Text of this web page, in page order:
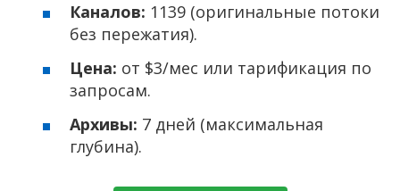
Каналов: 1139 (оригинальные потоки
без пережатия).
Цена: от $3/мес или тарификация по
запросам.
Архивы: 7 дней (максимальная
глубина).